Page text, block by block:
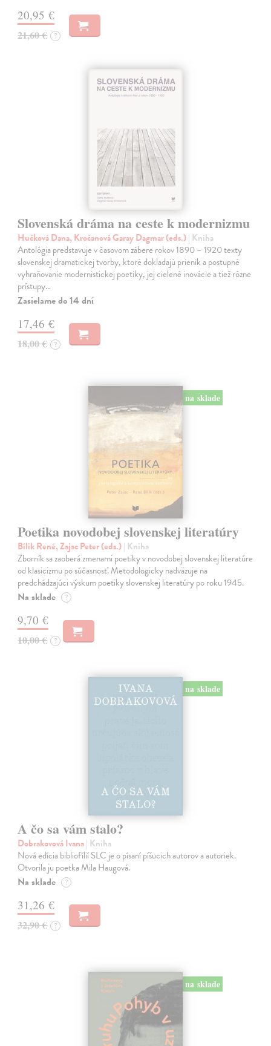
20,95 €
21,60 € ?
Slovenská dráma na ceste k modernizmu
Hučková Dana, Kročanová Garay Dagmar (eds.)| Kniha
Antológia predstavuje v časovom zábere rokov 1890 – 1920 texty
slovenskej dramatickej tvorby, ktoré dokladajú prienik a postupné
vyhraňovanie modernistickej poetiky, jej cielené inovácie a tiež rôzne
prístupy…
Zasielame do 14 dní
17,46 €
18,00 € ?
na sklade
Poetika novodobej slovenskej literatúry
Bílik René, Zajac Peter (eds.)| Kniha
Zborník sa zaoberá zmenami poetiky v novodobej slovenskej literatúre
od klasicizmu po súčasnosť. Metodologicky nadväzuje na
predchádzajúci výskum poetiky slovenskej literatúry po roku 1945.
Na sklade ?
9,70 €
10,00 € ?
na sklade
A čo sa vám stalo?
Dobrakovová Ivana| Kniha
Nová edícia bibliofílií SLC je o písaní píšucich autorov a autoriek.
Otvorila ju poetka Mila Haugová.
Na sklade ?
31,26 €
32,90 € ?
na sklade